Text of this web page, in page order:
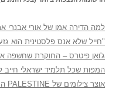
למה הדירה אמו של אורי אבנרי
"חייל שלא אנס פלסטינית הוא
ג'ואן פיטרס – החוקרת שחשפה
המפות שכל תלמיד ישראלי חייב
אוצר צילומים של PALESTINE הריקה